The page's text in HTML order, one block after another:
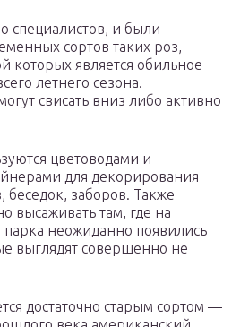
специалистов, и были
сортов таких роз,
которых является обильное
летнего сезона.
свисать вниз либо активно
цветоводами и
для декорирования
беседок, заборов. Также
высаживать там, где на
неожиданно появились
выглядят совершенно не
достаточно старым сортом —